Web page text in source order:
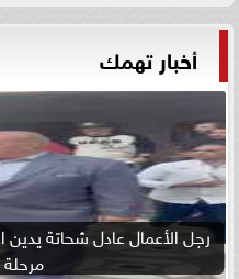
أخبار تهمك
رجل الأعمال عادل شحاتة يدين